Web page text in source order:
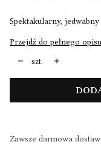
Spektakularny,
Przejdź do pełnego opisu
szt.
Zawsze darmowa